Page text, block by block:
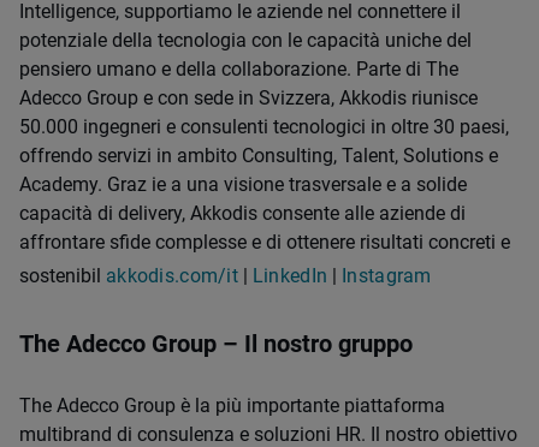
Intelligence, supportiamo le aziende nel connettere il
potenziale della tecnologia con le capacità uniche del
pensiero umano e della collaborazione. Parte di The
Adecco Group e con sede in Svizzera, Akkodis riunisce
50.000 ingegneri e consulenti tecnologici in oltre 30 paesi,
offrendo servizi in ambito Consulting, Talent, Solutions e
Academy. Graz ie a una visione trasversale e a solide
capacità di delivery, Akkodis consente alle aziende di
affrontare sfide complesse e di ottenere risultati concreti e
sostenibil akkodis.com/it| LinkedIn | Instagram
The Adecco Group – Il nostro gruppo
The Adecco Group è la più importante piattaforma
multibrand di consulenza e soluzioni HR. Il nostro obiettivo